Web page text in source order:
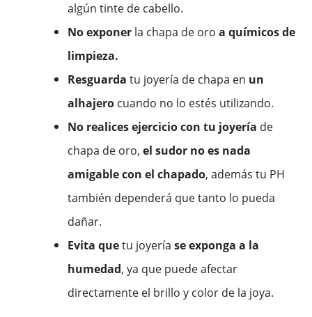
algún tinte de cabello.
No exponerla chapa de oro a químicos de
limpieza.
Resguarda tu joyería de chapa en un
alhajerocuando no lo estés utilizando.
No realices ejercicio con tu joyería de
chapa de oro, el sudor no es nada
amigable con el chapado, además tu PH
también dependerá que tanto lo pueda
dañar.
Evita quetu joyería se exponga a la
humedad, ya que puede afectar
directamente el brillo y color de la joya.